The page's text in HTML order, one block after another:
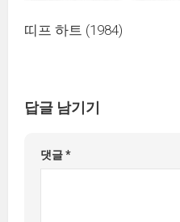
띠프 하트 (1984)
답글 남기기
댓글*